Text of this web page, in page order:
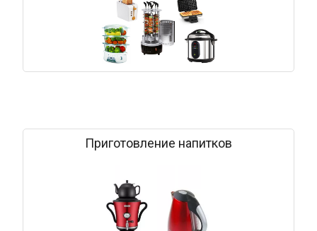
Приготовление напитков